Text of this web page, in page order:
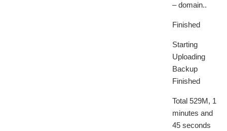
– domain..
Finished
Starting
Uploading
Backup
Finished
Total 529M, 1
minutes and
45 seconds